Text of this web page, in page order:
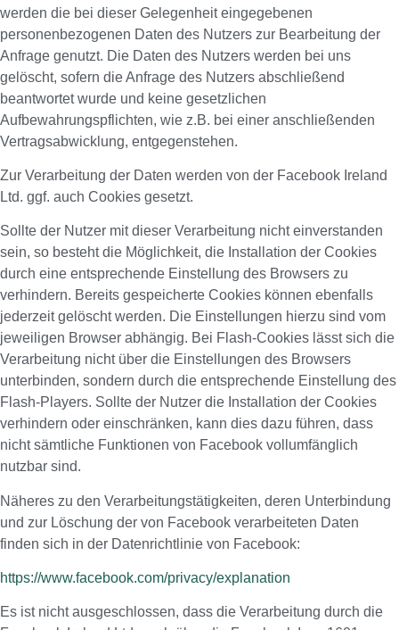
werden die bei dieser Gelegenheit eingegebenen
personenbezogenen Daten des Nutzers zur Bearbeitung der
Anfrage genutzt. Die Daten des Nutzers werden bei uns
gelöscht, sofern die Anfrage des Nutzers abschließend
beantwortet wurde und keine gesetzlichen
Aufbewahrungspflichten, wie z.B. bei einer anschließenden
Vertragsabwicklung, entgegenstehen.
Zur Verarbeitung der Daten werden von der Facebook Ireland
Ltd. ggf. auch Cookies gesetzt.
Sollte der Nutzer mit dieser Verarbeitung nicht einverstanden
sein, so besteht die Möglichkeit, die Installation der Cookies
durch eine entsprechende Einstellung des Browsers zu
verhindern. Bereits gespeicherte Cookies können ebenfalls
jederzeit gelöscht werden. Die Einstellungen hierzu sind vom
jeweiligen Browser abhängig. Bei Flash-Cookies lässt sich die
Verarbeitung nicht über die Einstellungen des Browsers
unterbinden, sondern durch die entsprechende Einstellung des
Flash-Players. Sollte der Nutzer die Installation der Cookies
verhindern oder einschränken, kann dies dazu führen, dass
nicht sämtliche Funktionen von Facebook vollumfänglich
nutzbar sind.
Näheres zu den Verarbeitungstätigkeiten, deren Unterbindung
und zur Löschung der von Facebook verarbeiteten Daten
finden sich in der Datenrichtlinie von Facebook:
https://www.facebook.com/privacy/explanation
Es ist nicht ausgeschlossen, dass die Verarbeitung durch die